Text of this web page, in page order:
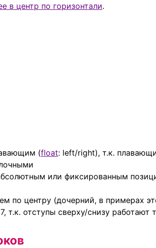
в центр по горизонтали.
(float: left/right), т.к.
или фиксированным
по центру (дочерний, в примерах
т.к. отступы сверху/снизу работают